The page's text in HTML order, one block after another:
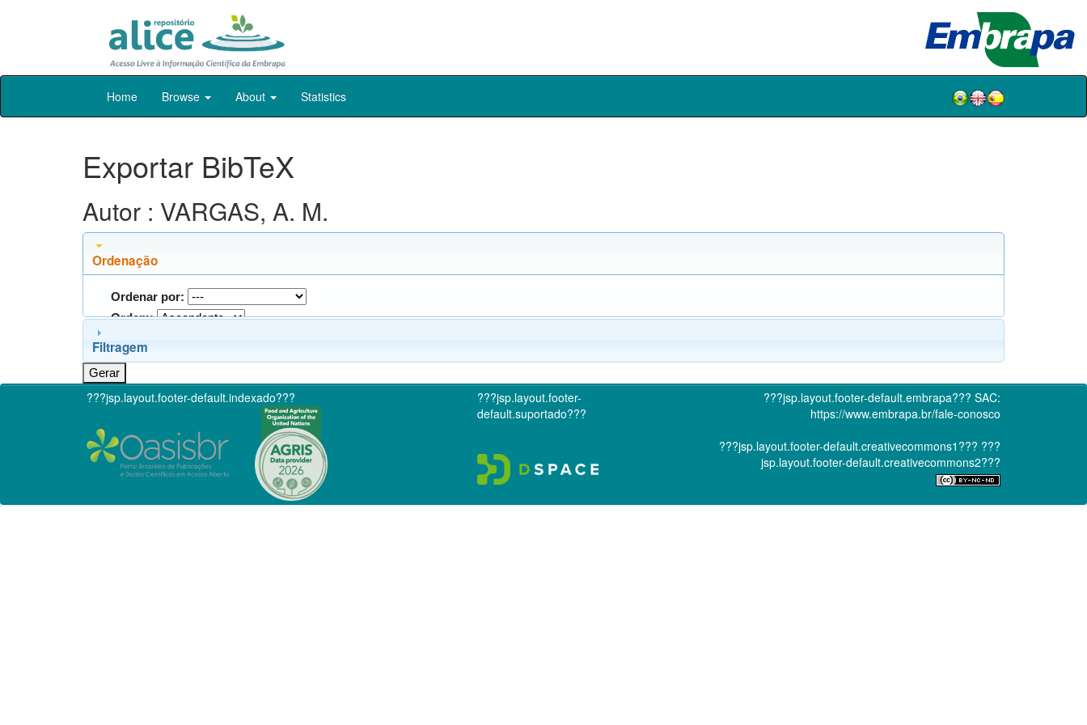
Skip
Home Browse About Statistics
Exportar BibTeX
Autor : VARGAS, A. M.
Ordenação
Ordenar por:
Ordem:
Filtragem
???jsp.layout.footer-default.indexado???
???jsp.layout.footer-
default.suportado???
???jsp.layout.footer-default.embrapa??? SAC:
https://www.embrapa.br/fale-conosco
???jsp.layout.footer-default.creativecommons1??? ???
jsp.layout.footer-default.creativecommons2???